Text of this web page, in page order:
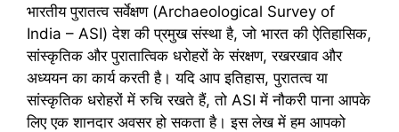
भारतीय पुरातत्व सर्वेक्षण (Archaeological Survey of
India – ASI) देश की प्रमुख संस्था है, जो भारत की ऐतिहासिक,
सांस्कृतिक और पुरातात्विक धरोहरों के संरक्षण, रखरखाव और
अध्ययन का कार्य करती है। यदि आप इतिहास, पुरातत्व या
सांस्कृतिक धरोहरों में रुचि रखते हैं, तो ASI में नौकरी पाना आपके
लिए एक शानदार अवसर हो सकता है। इस लेख में हम आपको